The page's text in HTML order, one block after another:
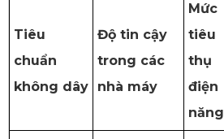
Tiêu
chuẩn
không dây
Độ tin cậy
trong các
nhà máy
Mức
tiêu
thụ
điện
năng